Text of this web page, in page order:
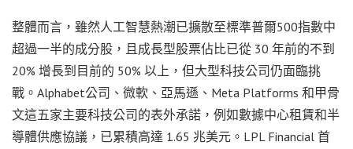
整體而言，雖然人工智慧熱潮已擴散至標準普爾500指數中
超過一半的成分股，且成長型股票佔比已從 30 年前的不到
20% 增長到目前的 50% 以上，但大型科技公司仍面臨挑
戰。Alphabet公司、微軟、亞馬遜、Meta Platforms 和甲骨
文這五家主要科技公司的表外承諾，例如數據中心租賃和半
導體供應協議，已累積高達 1.65 兆美元。LPL Financial 首